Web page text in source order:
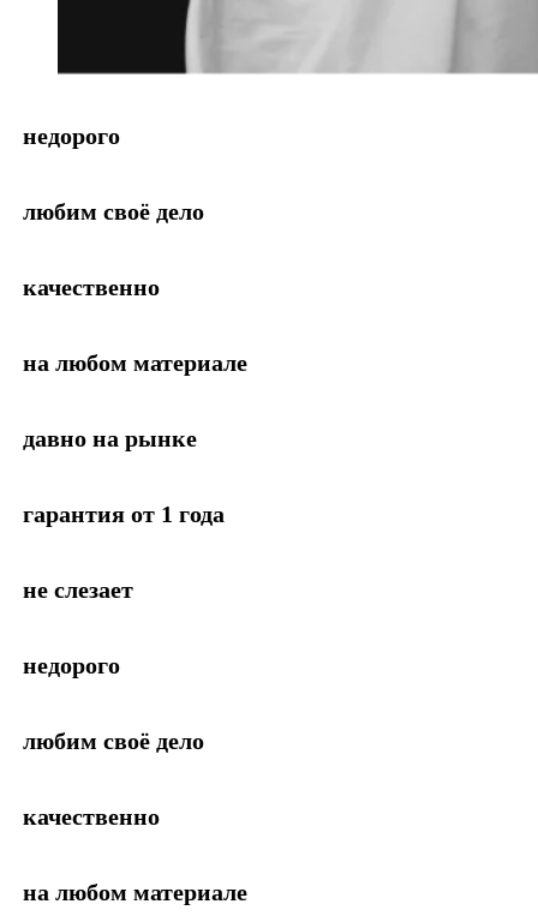
недорого
любим своё дело
качественно
на любом материале
давно на рынке
гарантия от 1 года
не слезает
недорого
любим своё дело
качественно
на любом материале